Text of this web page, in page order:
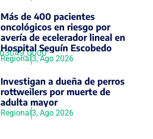
Más de 400 pacientes
oncológicos en riesgo por
avería de ecelerador lineal en
Hospital Seguín Escobedo
Regional3, Ago 2026
Investigan a dueña de perros
rottweilers por muerte de
adulta mayor
Regional3, Ago 2026